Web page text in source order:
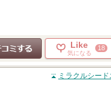
チコミする
Like
気になる
18
ミラクルシー